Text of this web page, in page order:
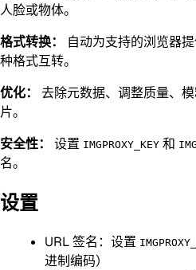
人脸或物体。
格式转换：
自动为支持的浏览器
种格式互转。
优化：
去除元数据、调整质量、
片。
安全性：
设置 IMGPROXY_KEY 和
名。
设置
URL 签名：设置
进制编码）